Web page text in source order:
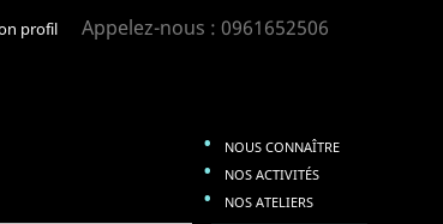
profil Appelez-nous : 0961652506
NOUS CONNAÎTRE
NOS ACTIVITÉS
NOS ATELIERS